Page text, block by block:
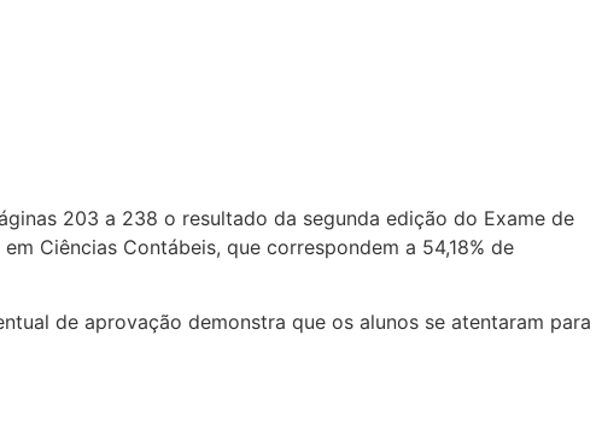
203 a 238 o resultado da segunda edição do Exame de
Ciências Contábeis, que correspondem a 54,18% de
de aprovação demonstra que os alunos se atentaram para